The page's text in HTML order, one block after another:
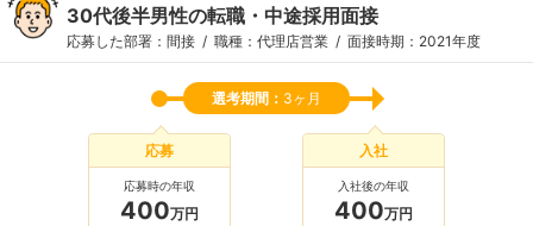
30代後半男性の転職・中途採用面接
応募した部署：間接 職種：代理店営業 面接時期：2021年度
選考期間： 3ヶ月
応募
応募時の年収
400万円
入社
入社後の年収
400万円